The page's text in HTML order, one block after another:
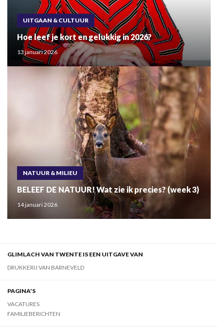
UITGAAN & CULTUUR
Hoe leef je kort en gelukkig in 2026?
13 januari 2026
NATUUR & MILIEU
BELEEF DE NATUUR! Wat zie ik precies? (week 3)
14 januari 2026
GLIMLACH VAN TWENTE IS EEN UITGAVE VAN
DRUKKERIJ VAN BARNEVELD
PAGINA'S
VACATURES
FAMILIEBERICHTEN